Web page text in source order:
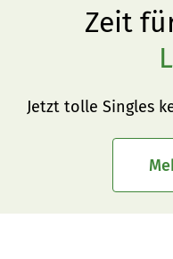
Zeit
Jetzt tolle Singles